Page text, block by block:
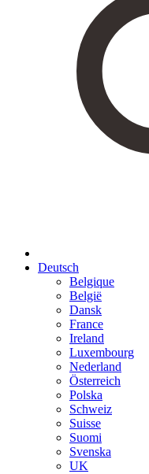
Deutsch
Belgique
België
Dansk
France
Ireland
Luxembourg
Nederland
Österreich
Polska
Schweiz
Suisse
Suomi
Svenska
UK